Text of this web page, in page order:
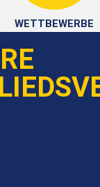
WETTBEWERBE